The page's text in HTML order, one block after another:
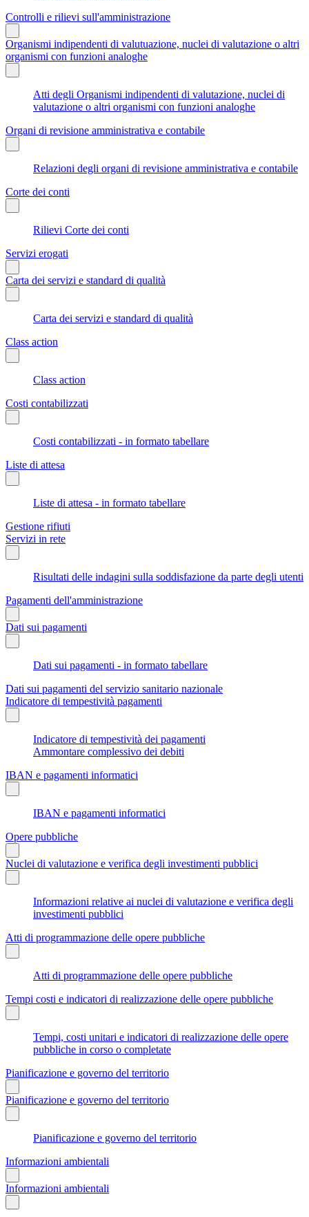
Controlli e rilievi sull'amministrazione
Organismi indipendenti di valutuazione, nuclei di valutazione o altri
organismi con funzioni analoghe
Atti degli Organismi indipendenti di valutazione, nuclei di
valutazione o altri organismi con funzioni analoghe
Organi di revisione amministrativa e contabile
Relazioni degli organi di revisione amministrativa e contabile
Corte dei conti
Rilievi Corte dei conti
Servizi erogati
Carta dei servizi e standard di qualità
Carta dei servizi e standard di qualità
Class action
Class action
Costi contabilizzati
Costi contabilizzati - in formato tabellare
Liste di attesa
Liste di attesa - in formato tabellare
Gestione rifiuti
Servizi in rete
Risultati delle indagini sulla soddisfazione da parte degli utenti
Pagamenti dell'amministrazione
Dati sui pagamenti
Dati sui pagamenti - in formato tabellare
Dati sui pagamenti del servizio sanitario nazionale
Indicatore di tempestività pagamenti
Indicatore di tempestività dei pagamenti
Ammontare complessivo dei debiti
IBAN e pagamenti informatici
IBAN e pagamenti informatici
Opere pubbliche
Nuclei di valutazione e verifica degli investimenti pubblici
Informazioni relative ai nuclei di valutazione e verifica degli
investimenti pubblici
Atti di programmazione delle opere pubbliche
Atti di programmazione delle opere pubbliche
Tempi costi e indicatori di realizzazione delle opere pubbliche
Tempi, costi unitari e indicatori di realizzazione delle opere
pubbliche in corso o completate
Pianificazione e governo del territorio
Pianificazione e governo del territorio
Pianificazione e governo del territorio
Informazioni ambientali
Informazioni ambientali